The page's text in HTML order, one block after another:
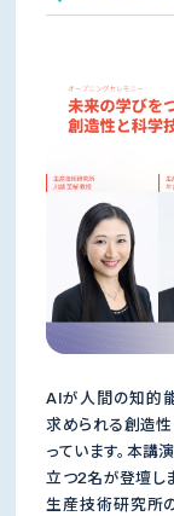
AIが人間の知的
求められる創造
っています。本講
立つ2名が登壇しま
生産技術研究所